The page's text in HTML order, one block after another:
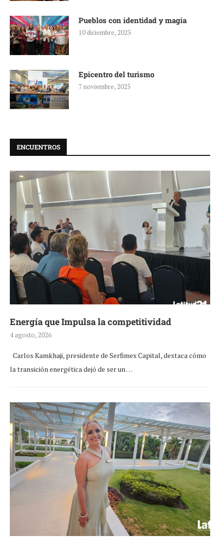
Pueblos con identidad y magia
10 diciembre, 2025
Epicentro del turismo
7 noviembre, 2025
ENCUENTROS
Energía que Impulsa la competitividad
4 agosto, 2026
Carlos Kamkhaji, presidente de Serfimex Capital, destaca cómo
la transición energética dejó de ser un …